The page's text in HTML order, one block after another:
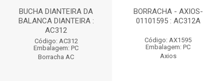
BUCHA DIANTEIRA DA
BALANCA DIANTEIRA :
AC312
Código: AC312
Embalagem: PC
Borracha AC
BORRACHA - AXIOS-
01101595 : AC312A
Código: AX1595
Embalagem: PC
Axios